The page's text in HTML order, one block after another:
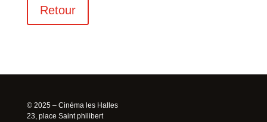
Retour
© 2025 – Cinéma les Halles
23, place Saint philibert